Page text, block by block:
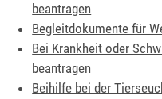
beantragen
Begleitdokumente für
Bei Krankheit oder
beantragen
Beihilfe bei der